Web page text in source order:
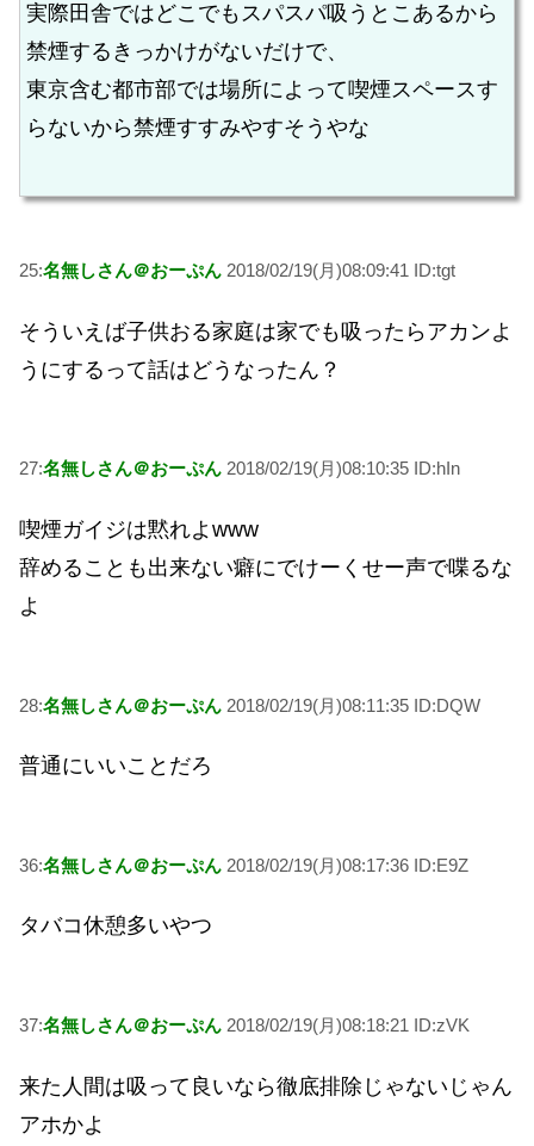
実際田舎ではどこでもスパスパ吸うとこあるから
禁煙するきっかけがないだけで、
東京含む都市部では場所によって喫煙スペースす
らないから禁煙すすみやすそうやな
25:名無しさん＠おーぷん 2018/02/19(月)08:09:41 ID:tgt
そういえば子供おる家庭は家でも吸ったらアカンよ
うにするって話はどうなったん？
27:名無しさん＠おーぷん 2018/02/19(月)08:10:35 ID:hIn
喫煙ガイジは黙れよwww
辞めることも出来ない癖にでけーくせー声で喋るな
よ
28:名無しさん＠おーぷん 2018/02/19(月)08:11:35 ID:DQW
普通にいいことだろ
36:名無しさん＠おーぷん 2018/02/19(月)08:17:36 ID:E9Z
タバコ休憩多いやつ
37:名無しさん＠おーぷん 2018/02/19(月)08:18:21 ID:zVK
来た人間は吸って良いなら徹底排除じゃないじゃん
アホかよ